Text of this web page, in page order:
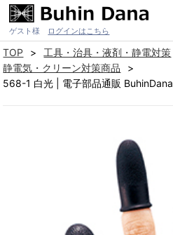
ゲスト様 ログインはこちら
TOP
工具・治具・液剤・静電対策
静電気・クリーン対策商品
568-1 白光 | 電子部品通販 BuhinDana